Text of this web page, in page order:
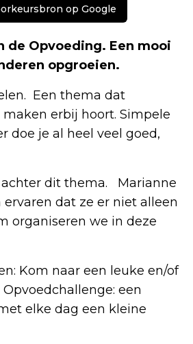
op Google
de Opvoeding. Een mooi
opgroeien.
Een thema dat
erbij hoort. Simpele
doe je al heel veel goed,
achter dit thema. Marianne
dat ze er niet alleen
organiseren we in deze
Kom naar een leuke en/of
een
elke dag een kleine